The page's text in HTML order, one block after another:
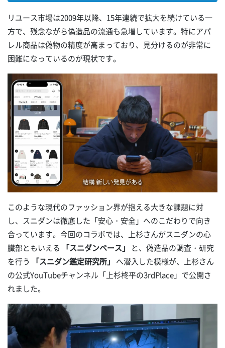
リユース市場は2009年以降、15年連続で拡大を続けている一
方で、残念ながら偽造品の流通も急増しています。特にアパ
レル商品は偽物の精度が高まっており、見分けるのが非常に
困難になっているのが現状です。
このような現代のファッション界が抱える大きな課題に対
し、スニダンは徹底した「安心・安全」へのこだわりで向き
合っています。今回のコラボでは、上杉さんがスニダンの心
臓部ともいえる
「スニダンベース」
と、偽造品の調査・研究
を行う
「スニダン鑑定研究所」 へ潜入した模様が、上杉さん
の公式YouTubeチャンネル「上杉柊平の3rdPlace」で公開さ
れました。